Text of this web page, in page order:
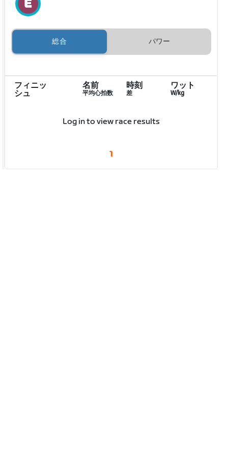
総合 パワー
フィニッ
シュ
名前
平均心拍数
時刻
差
ワット
W/kg
Log in to view race results
1